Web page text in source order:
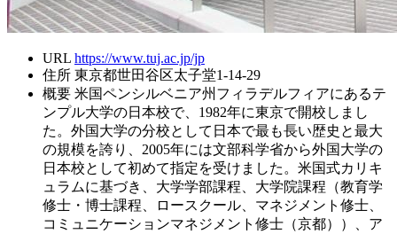
URL https://www.tuj.ac.jp/jp
住所 東京都世田谷区太子堂1-14-29
概要 米国ペンシルベニア州フィラデルフィアにあるテ
ンプル大学の日本校で、1982年に東京で開校しまし
た。外国大学の分校として日本で最も長い歴史と最大
の規模を誇り、2005年には文部科学省から外国大学の
日本校として初めて指定を受けました。米国式カリキ
ュラムに基づき、大学学部課程、大学院課程（教育学
修士・博士課程、ロースクール、マネジメント修士、
コミュニケーションマネジメント修士（京都））、ア